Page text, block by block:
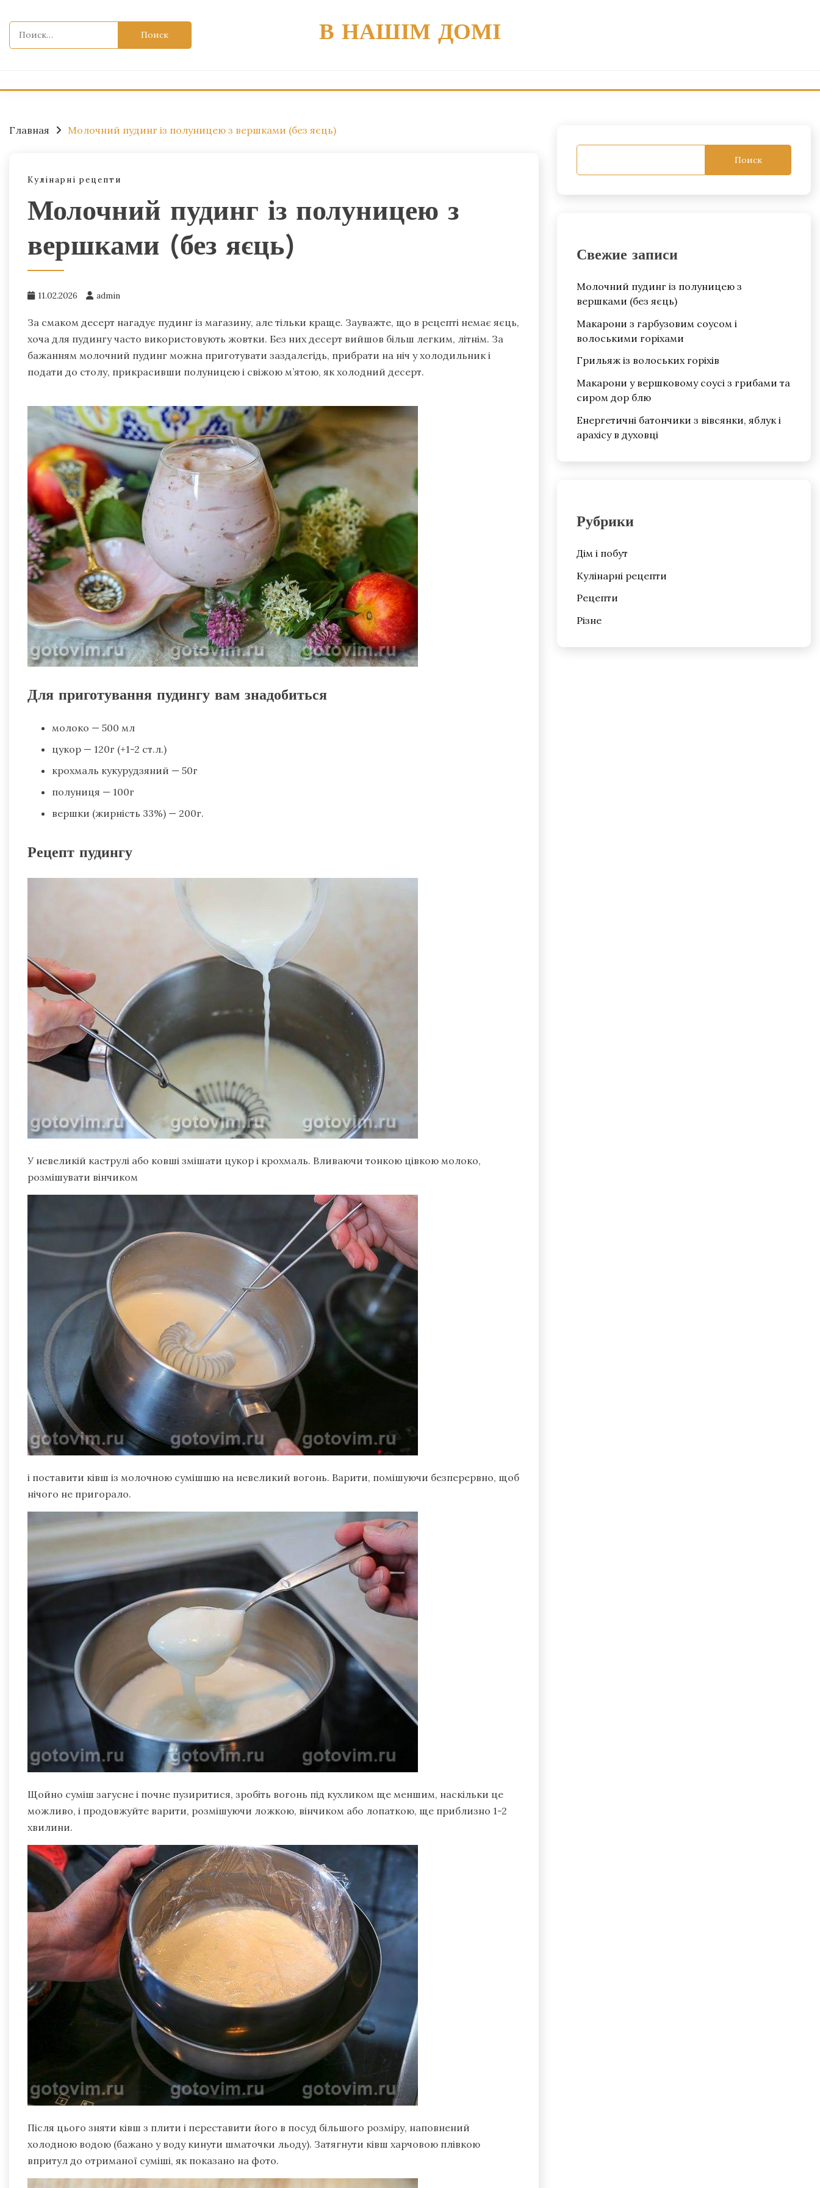
содержимому
В НАШІМ ДОМІ
Главная Молочний пудинг із полуницею з вершками (без яєць)
Кулінарні рецепти
Молочний пудинг із полуницею з
вершками (без яєць)
11.02.2026 admin
За смаком десерт нагадує пудинг із магазину, але тільки краще. Зауважте, що в рецепті немає яєць,
хоча для пудингу часто використовують жовтки. Без них десерт вийшов більш легким, літнім. За
бажанням молочний пудинг можна приготувати заздалегідь, прибрати на ніч у холодильник і
подати до столу, прикрасивши полуницею і свіжою м’ятою, як холодний десерт.
Для приготування пудингу вам знадобиться
молоко — 500 мл
цукор — 120г (+1-2 ст.л.)
крохмаль кукурудзяний — 50г
полуниця — 100г
вершки (жирність 33%) — 200г.
Рецепт пудингу
У невеликій каструлі або ковші змішати цукор і крохмаль. Вливаючи тонкою цівкою молоко,
розмішувати вінчиком
і поставити ківш із молочною сумішшю на невеликий вогонь. Варити, помішуючи безперервно, щоб
нічого не пригорало.
Щойно суміш загусне і почне пузиритися, зробіть вогонь під кухликом ще меншим, наскільки це
можливо, і продовжуйте варити, розмішуючи ложкою, вінчиком або лопаткою, ще приблизно 1-2
хвилини.
Після цього зняти ківш з плити і переставити його в посуд більшого розміру, наповнений
холодною водою (бажано у воду кинути шматочки льоду). Затягнути ківш харчовою плівкою
впритул до отриманої суміші, як показано на фото.
Поиск
Свежие записи
Молочний пудинг із полуницею з
вершками (без яєць)
Макарони з гарбузовим соусом і
волоськими горіхами
Грильяж із волоських горіхів
Макарони у вершковому соусі з грибами та
сиром дор блю
Енергетичні батончики з вівсянки, яблук і
арахісу в духовці
Рубрики
Дім і побут
Кулінарні рецепти
Рецепти
Різне